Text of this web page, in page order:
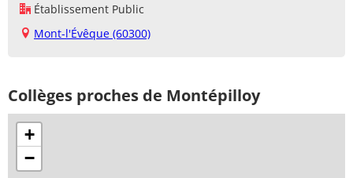
Établissement Public
Mont-l'Évêque (60300)
Collèges proches de Montépilloy
+
−